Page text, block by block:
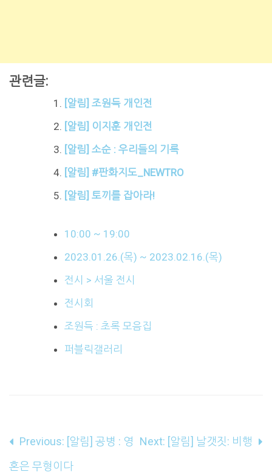
관련글:
[알림] 조원득 개인전
[알림] 이지훈 개인전
[알림] 소순 : 우리들의 기록
[알림] #판화지도_NEWTRO
[알림] 토끼를 잡아라!
10:00 ~ 19:00
2023.01.26.(목) ~ 2023.02.16.(목)
전시 > 서울 전시
전시회
조원득 : 초록 모음집
퍼블릭갤러리
글
내
Previous: [알림] 공병 : 영
혼은 무형이다
Next: [알림] 날갯짓: 비행